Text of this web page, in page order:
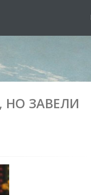
ЗАВЕЛИ